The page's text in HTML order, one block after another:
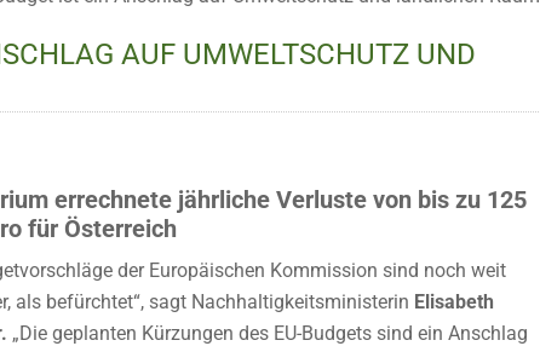
AUF UMWELTSCHUTZ UND
errechnete jährliche Verluste von bis zu 125
für Österreich
der Europäischen Kommission sind noch weit
als befürchtet“, sagt Nachhaltigkeitsministerin Elisabeth
„Die geplanten Kürzungen des EU-Budgets sind ein Anschlag